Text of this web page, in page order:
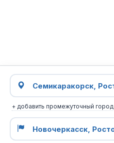
+ добавить промежуточный город